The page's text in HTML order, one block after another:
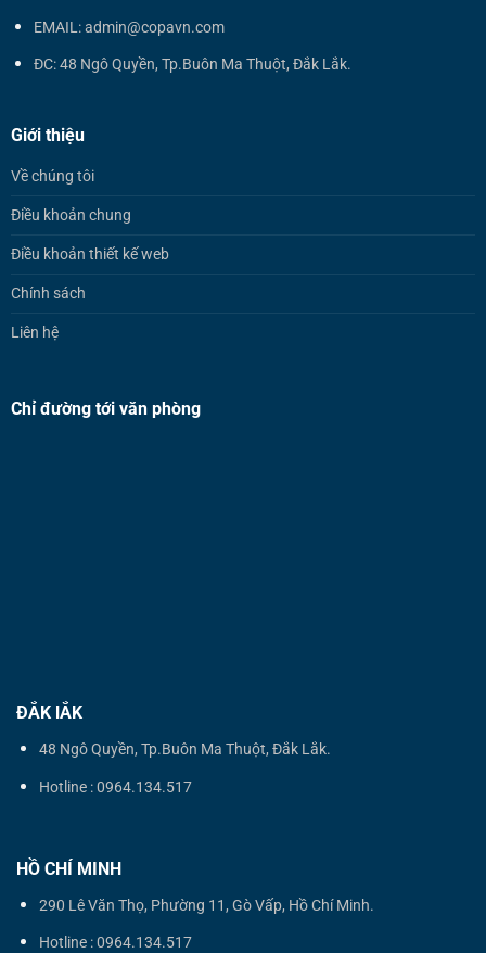
EMAIL: admin@copavn.com
ĐC: 48 Ngô Quyền, Tp.Buôn Ma Thuột, Đắk Lắk.
Giới thiệu
Về chúng tôi
Điều khoản chung
Điều khoản thiết kế web
Chính sách
Liên hệ
Chỉ đường tới văn phòng
ĐẮK lẮK
48 Ngô Quyền, Tp.Buôn Ma Thuột, Đắk Lắk.
Hotline : 0964.134.517
HỒ CHÍ MINH
290 Lê Văn Thọ, Phường 11, Gò Vấp, Hồ Chí Minh.
Hotline : 0964.134.517